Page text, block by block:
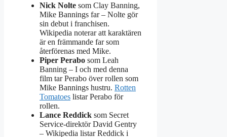
Nick Nolte som Clay Banning,
Mike Bannings far – Nolte gör
sin debut i franchisen.
Wikipedia noterar att karaktären
är en främmande far som
återförenas med Mike.
Piper Perabo som Leah
Banning – I och med denna
film tar Perabo över rollen som
Mike Bannings hustru. Rotten
Tomatoes listar Perabo för
rollen.
Lance Reddick som Secret
Service-direktör David Gentry
– Wikipedia listar Reddick i